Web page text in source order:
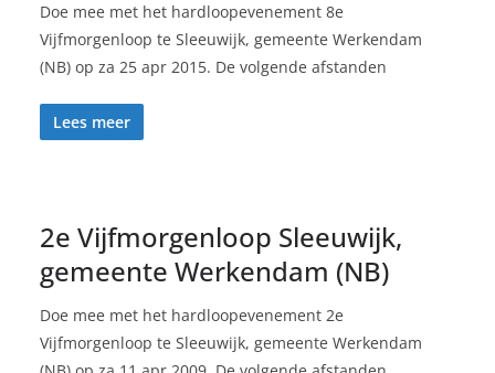
Doe mee met het hardloopevenement 8e
Vijfmorgenloop te Sleeuwijk, gemeente Werkendam
(NB) op za 25 apr 2015. De volgende afstanden
Lees meer
2e Vijfmorgenloop Sleeuwijk,
gemeente Werkendam (NB)
Doe mee met het hardloopevenement 2e
Vijfmorgenloop te Sleeuwijk, gemeente Werkendam